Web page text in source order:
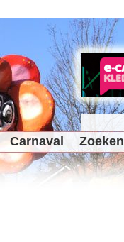
Carnaval Zoeken